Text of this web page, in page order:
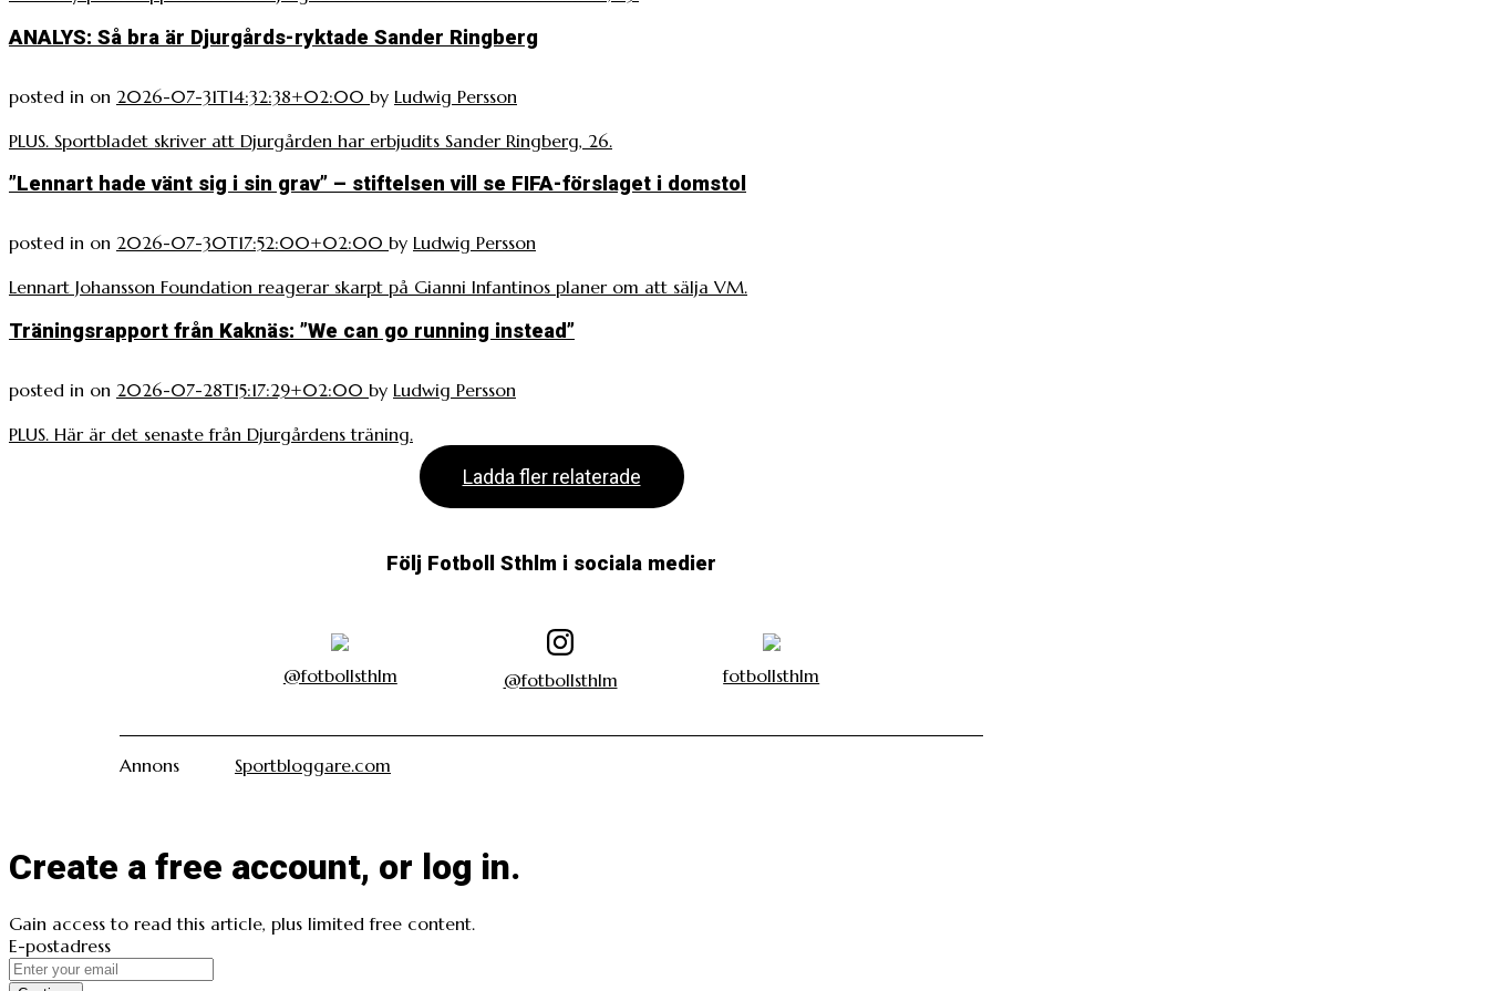
ANALYS: Så bra är Djurgårds-ryktade Sander Ringberg
posted in on 2026-07-31T14:32:38+02:00 by Ludwig Persson
PLUS. Sportbladet skriver att Djurgården har erbjudits Sander Ringberg, 26.
”Lennart hade vänt sig i sin grav” – stiftelsen vill se FIFA-förslaget i domstol
posted in on 2026-07-30T17:52:00+02:00 by Ludwig Persson
Lennart Johansson Foundation reagerar skarpt på Gianni Infantinos planer om att sälja VM.
Träningsrapport från Kaknäs: ”We can go running instead”
posted in on 2026-07-28T15:17:29+02:00 by Ludwig Persson
PLUS. Här är det senaste från Djurgårdens träning.
Ladda fler relaterade
Följ Fotboll Sthlm i sociala medier
@fotbollsthlm @fotbollsthlm fotbollsthlm
Annons Sportbloggare.com
Create a free account, or log in.
Gain access to read this article, plus limited free content.
E-postadress